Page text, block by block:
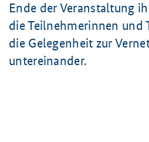
Ende der Veranstaltung
die Teilnehmerinnen und
die Gelegenheit zur
untereinander.